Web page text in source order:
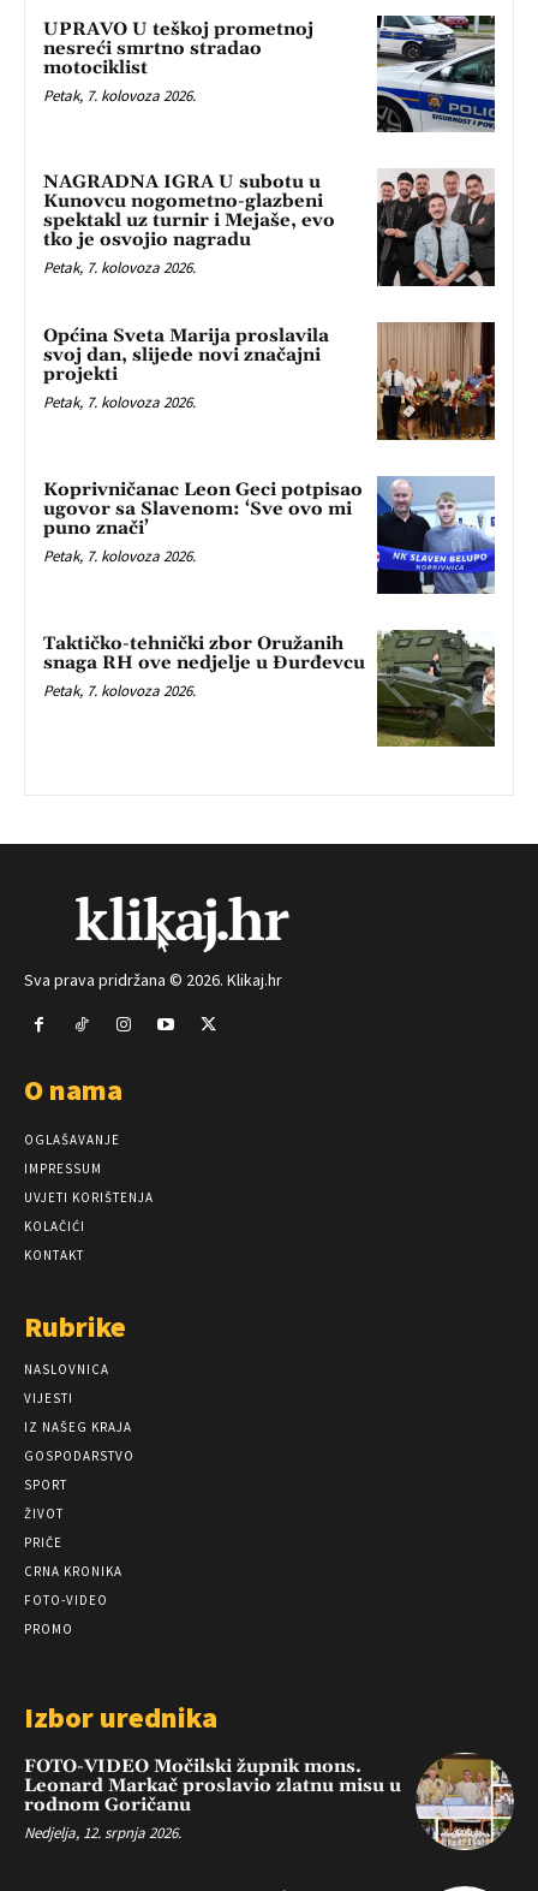
UPRAVO U teškoj prometnoj
nesreći smrtno stradao
motociklist
Petak, 7. kolovoza 2026.
NAGRADNA IGRA U subotu u
Kunovcu nogometno-glazbeni
spektakl uz turnir i Mejaše, evo
tko je osvojio nagradu
Petak, 7. kolovoza 2026.
Općina Sveta Marija proslavila
svoj dan, slijede novi značajni
projekti
Petak, 7. kolovoza 2026.
Koprivničanac Leon Geci potpisao
ugovor sa Slavenom: ‘Sve ovo mi
puno znači’
Petak, 7. kolovoza 2026.
Taktičko-tehnički zbor Oružanih
snaga RH ove nedjelje u Đurđevcu
Petak, 7. kolovoza 2026.
Sva prava pridržana © 2026. Klikaj.hr
O nama
OGLAŠAVANJE
IMPRESSUM
UVJETI KORIŠTENJA
KOLAČIĆI
KONTAKT
Rubrike
NASLOVNICA
VIJESTI
IZ NAŠEG KRAJA
GOSPODARSTVO
SPORT
ŽIVOT
PRIČE
CRNA KRONIKA
FOTO-VIDEO
PROMO
Izbor urednika
FOTO-VIDEO Močilski župnik mons.
Leonard Markač proslavio zlatnu misu u
rodnom Goričanu
Nedjelja, 12. srpnja 2026.